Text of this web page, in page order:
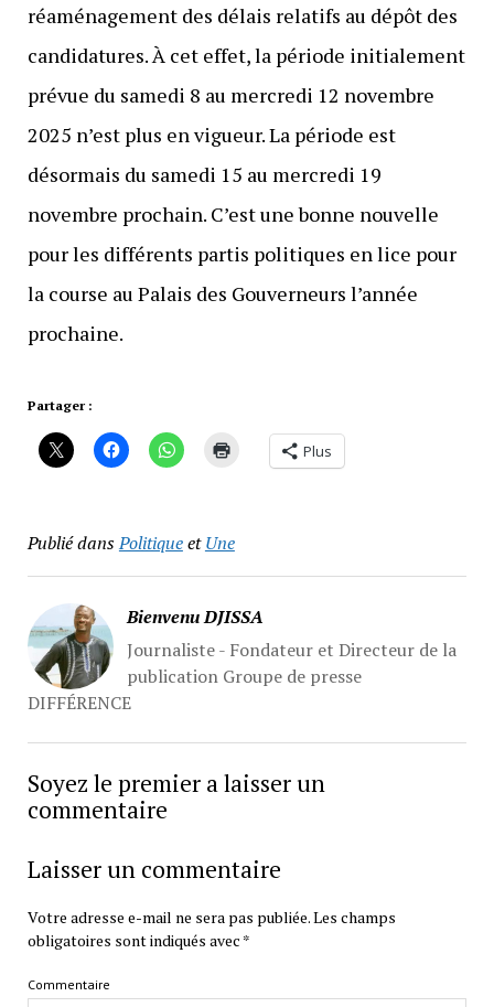
réaménagement des délais relatifs au dépôt des
candidatures. À cet effet, la période initialement
prévue du samedi 8 au mercredi 12 novembre
2025 n’est plus en vigueur. La période est
désormais du samedi 15 au mercredi 19
novembre prochain. C’est une bonne nouvelle
pour les différents partis politiques en lice pour
la course au Palais des Gouverneurs l’année
prochaine.
Partager :
Plus
Publié dansPolitiqueetUne
Bienvenu DJISSA
Journaliste - Fondateur et Directeur de la
publication Groupe de presse
DIFFÉRENCE
Soyez le premier a laisser un
commentaire
Laisser un commentaire
Votre adresse e-mail ne sera pas publiée.Les champs
obligatoires sont indiqués avec *
Commentaire